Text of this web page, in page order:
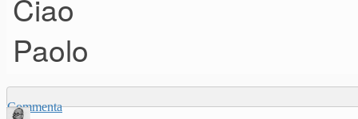
Ma è solo il primo video,
appena sarà in #notonegozio
Ciao
Paolo
Commenta